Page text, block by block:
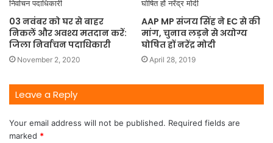
03 नवंबर को घर से बाहर
निकलें और अवश्य मतदान करें:
जिला निर्वाचन पदाधिकारी
November 2, 2020
AAP MP संजय सिंह ने EC से की
मांग, चुनाव लड़ने से अयोग्य
घोषित हों नरेंद्र मोदी
April 28, 2019
Leave a Reply
Your email address will not be published. Required fields are
marked *